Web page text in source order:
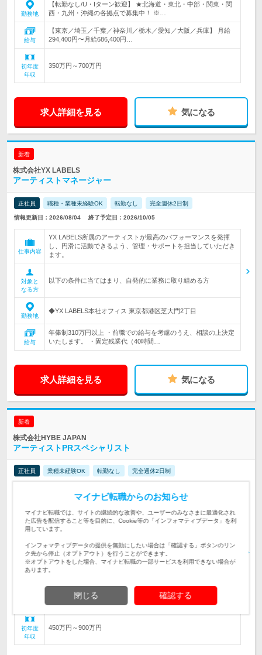
勤務地
【転勤なし/U・Iターン歓迎】 ★北海道・東北・中部・関東・関
西・九州・沖縄の各拠点で募集中！ ※…
給与
【東京／埼玉／千葉／神奈川／栃木／愛知／大阪／兵庫】 月給
294,400円〜月給686,400円…
初年度
年収
350万円～700万円
求人詳細を見る 気になる
新着
株式会社YX LABELS
アーティストマネージャー
正社員 職種・業種未経験OK 転勤なし 完全週休2日制
情報更新日：2026/08/04 終了予定日：2026/10/05
仕事内容
YX LABELS所属のアーティストが最高のパフォーマンスを発揮
し、円滑に活動できるよう、管理・サポートを担当していただき
ます。
対象と
なる方
以下の条件に当てはまり、自発的に業務に取り組める方
勤務地
◆YX LABELS本社オフィス 東京都港区芝大門2丁目
給与
年俸制310万円以上 ・前職での給与を考慮のうえ、相談の上決定
いたします。 ・固定残業代（40時間…
求人詳細を見る 気になる
新着
株式会社HYBE JAPAN
アーティストPRスペシャリスト
正社員 業種未経験OK 転勤なし 完全週休2日制
仕事内容
に、日本国内で各種プロモーションを推進するポジションです。
なる方
◆HYBE JAPAN本社オフィス 東京都港区東新橋1丁目
年俸制：450万円〜900万円 ・前職の給与を考慮し、ご相談のう
え決定いたします。 ・固定残業代（…
初年度
年収
450万円～900万円
マイナビ転職からのお知らせ
マイナビ転職では、サイトの継続的な改善や、ユーザーのみなさまに最適化され
た広告を配信すること等を目的に、Cookie等の「インフォマティブデータ」を利
用しています。
インフォマティブデータの提供を無効にしたい場合は「確認する」ボタンのリン
ク先から停止（オプトアウト）を行うことができます。
※オプトアウトをした場合、マイナビ転職の一部サービスを利用できない場合が
あります。
閉じる 確認する